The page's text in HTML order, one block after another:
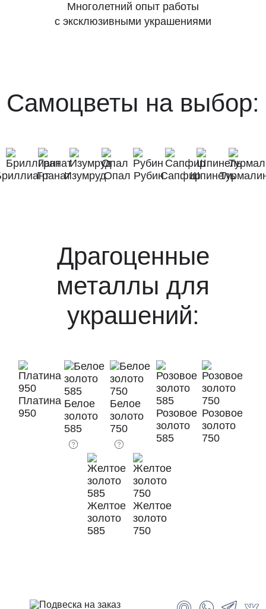
Многолетний опыт работы
с эксклюзивными украшениями
Самоцветы на выбор:
ГранатИзумрудОпал РубинСапфирШпинель
Драгоценные
металлы для
украшений:
Платина
950
Белое
золото
585
Белое
золото
750
Розовое
золото
585
Розовое
золото
750
Желтое
золото
585
Желтое
золото
750